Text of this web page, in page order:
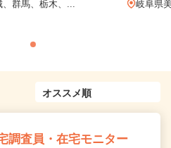
群馬、栃木、...
岐阜県
調査員・在宅モニター